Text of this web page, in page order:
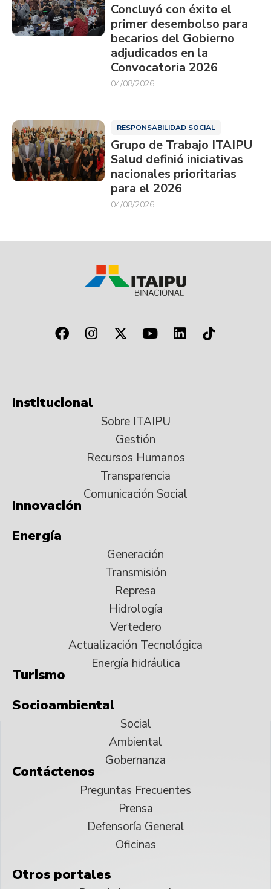
Concluyó con éxito el
primer desembolso para
becarios del Gobierno
adjudicados en la
Convocatoria 2026
04/08/2026
RESPONSABILIDAD SOCIAL
Grupo de Trabajo ITAIPU
Salud definió iniciativas
nacionales prioritarias
para el 2026
04/08/2026
Institucional
Sobre ITAIPU
Gestión
Recursos Humanos
Transparencia
Comunicación Social
Innovación
Energía
Generación
Transmisión
Represa
Hidrología
Vertedero
Actualización Tecnológica
Energía hidráulica
Turismo
Socioambiental
Social
Ambiental
Gobernanza
Contáctenos
Preguntas Frecuentes
Prensa
Defensoría General
Oficinas
Otros portales